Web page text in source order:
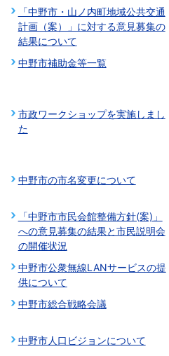
「中野市・山ノ内町地域公共交通
計画（案）」に対する意見募集の
結果について
中野市補助金等一覧
市政ワークショップを実施しまし
た
中野市の市名変更について
「中野市市民会館整備方針(案)」
への意見募集の結果と市民説明会
の開催状況
中野市公衆無線LANサービスの提
供について
中野市総合戦略会議
中野市人口ビジョンについて